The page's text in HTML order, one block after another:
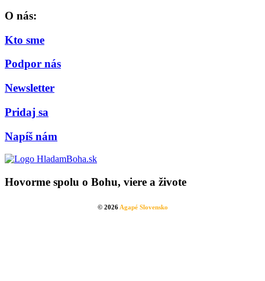
O nás:
Kto sme
Podpor nás
Newsletter
Pridaj sa
Napíš nám
Hovorme spolu o Bohu, viere a živote
© 2026 Agapé Slovensko